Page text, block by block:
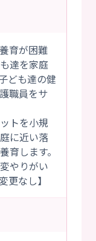
育が困難
達を家庭
ども達の健
職員をサ
トを小規
に近い落
育します。
やりがい
更なし】